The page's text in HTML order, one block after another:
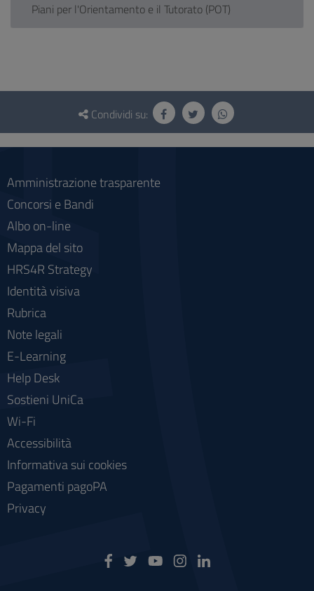
Piani per l'Orientamento e il Tutorato (POT)
Questionario
social
Condividi su:
Amministrazione trasparente
Concorsi e Bandi
Albo on-line
Mappa del sito
HRS4R Strategy
Identità visiva
Rubrica
Note legali
E-Learning
Help Desk
Sostieni UniCa
Wi-Fi
Accessibilità
Informativa sui cookies
Pagamenti pagoPA
Privacy